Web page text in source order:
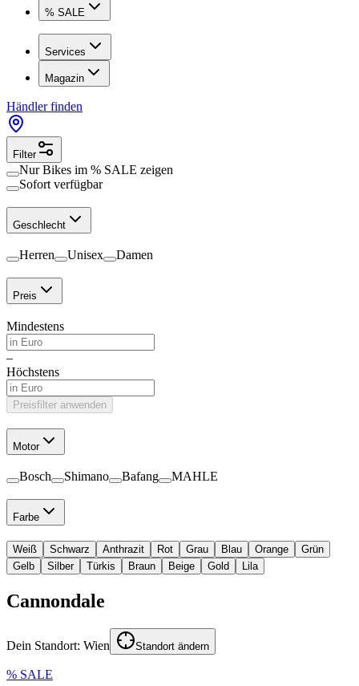
% SALE
Services
Magazin
Händler finden
Filter
Nur Bikes im % SALE zeigen
Sofort verfügbar
Geschlecht
Herren Unisex Damen
Preis
Mindestens
–
Höchstens
Preisfilter anwenden
Motor
Bosch Shimano Bafang MAHLE
Farbe
Weiß Schwarz Anthrazit Rot Grau Blau Orange
Grün
Gelb
Silber Türkis Braun Beige Gold Lila
Cannondale
Dein Standort: Wien Standort ändern
% SALE